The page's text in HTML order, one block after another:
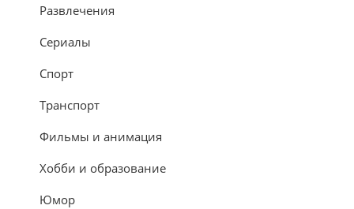
Развлечения
Сериалы
Спорт
Транспорт
Фильмы и анимация
Хобби и образование
Юмор